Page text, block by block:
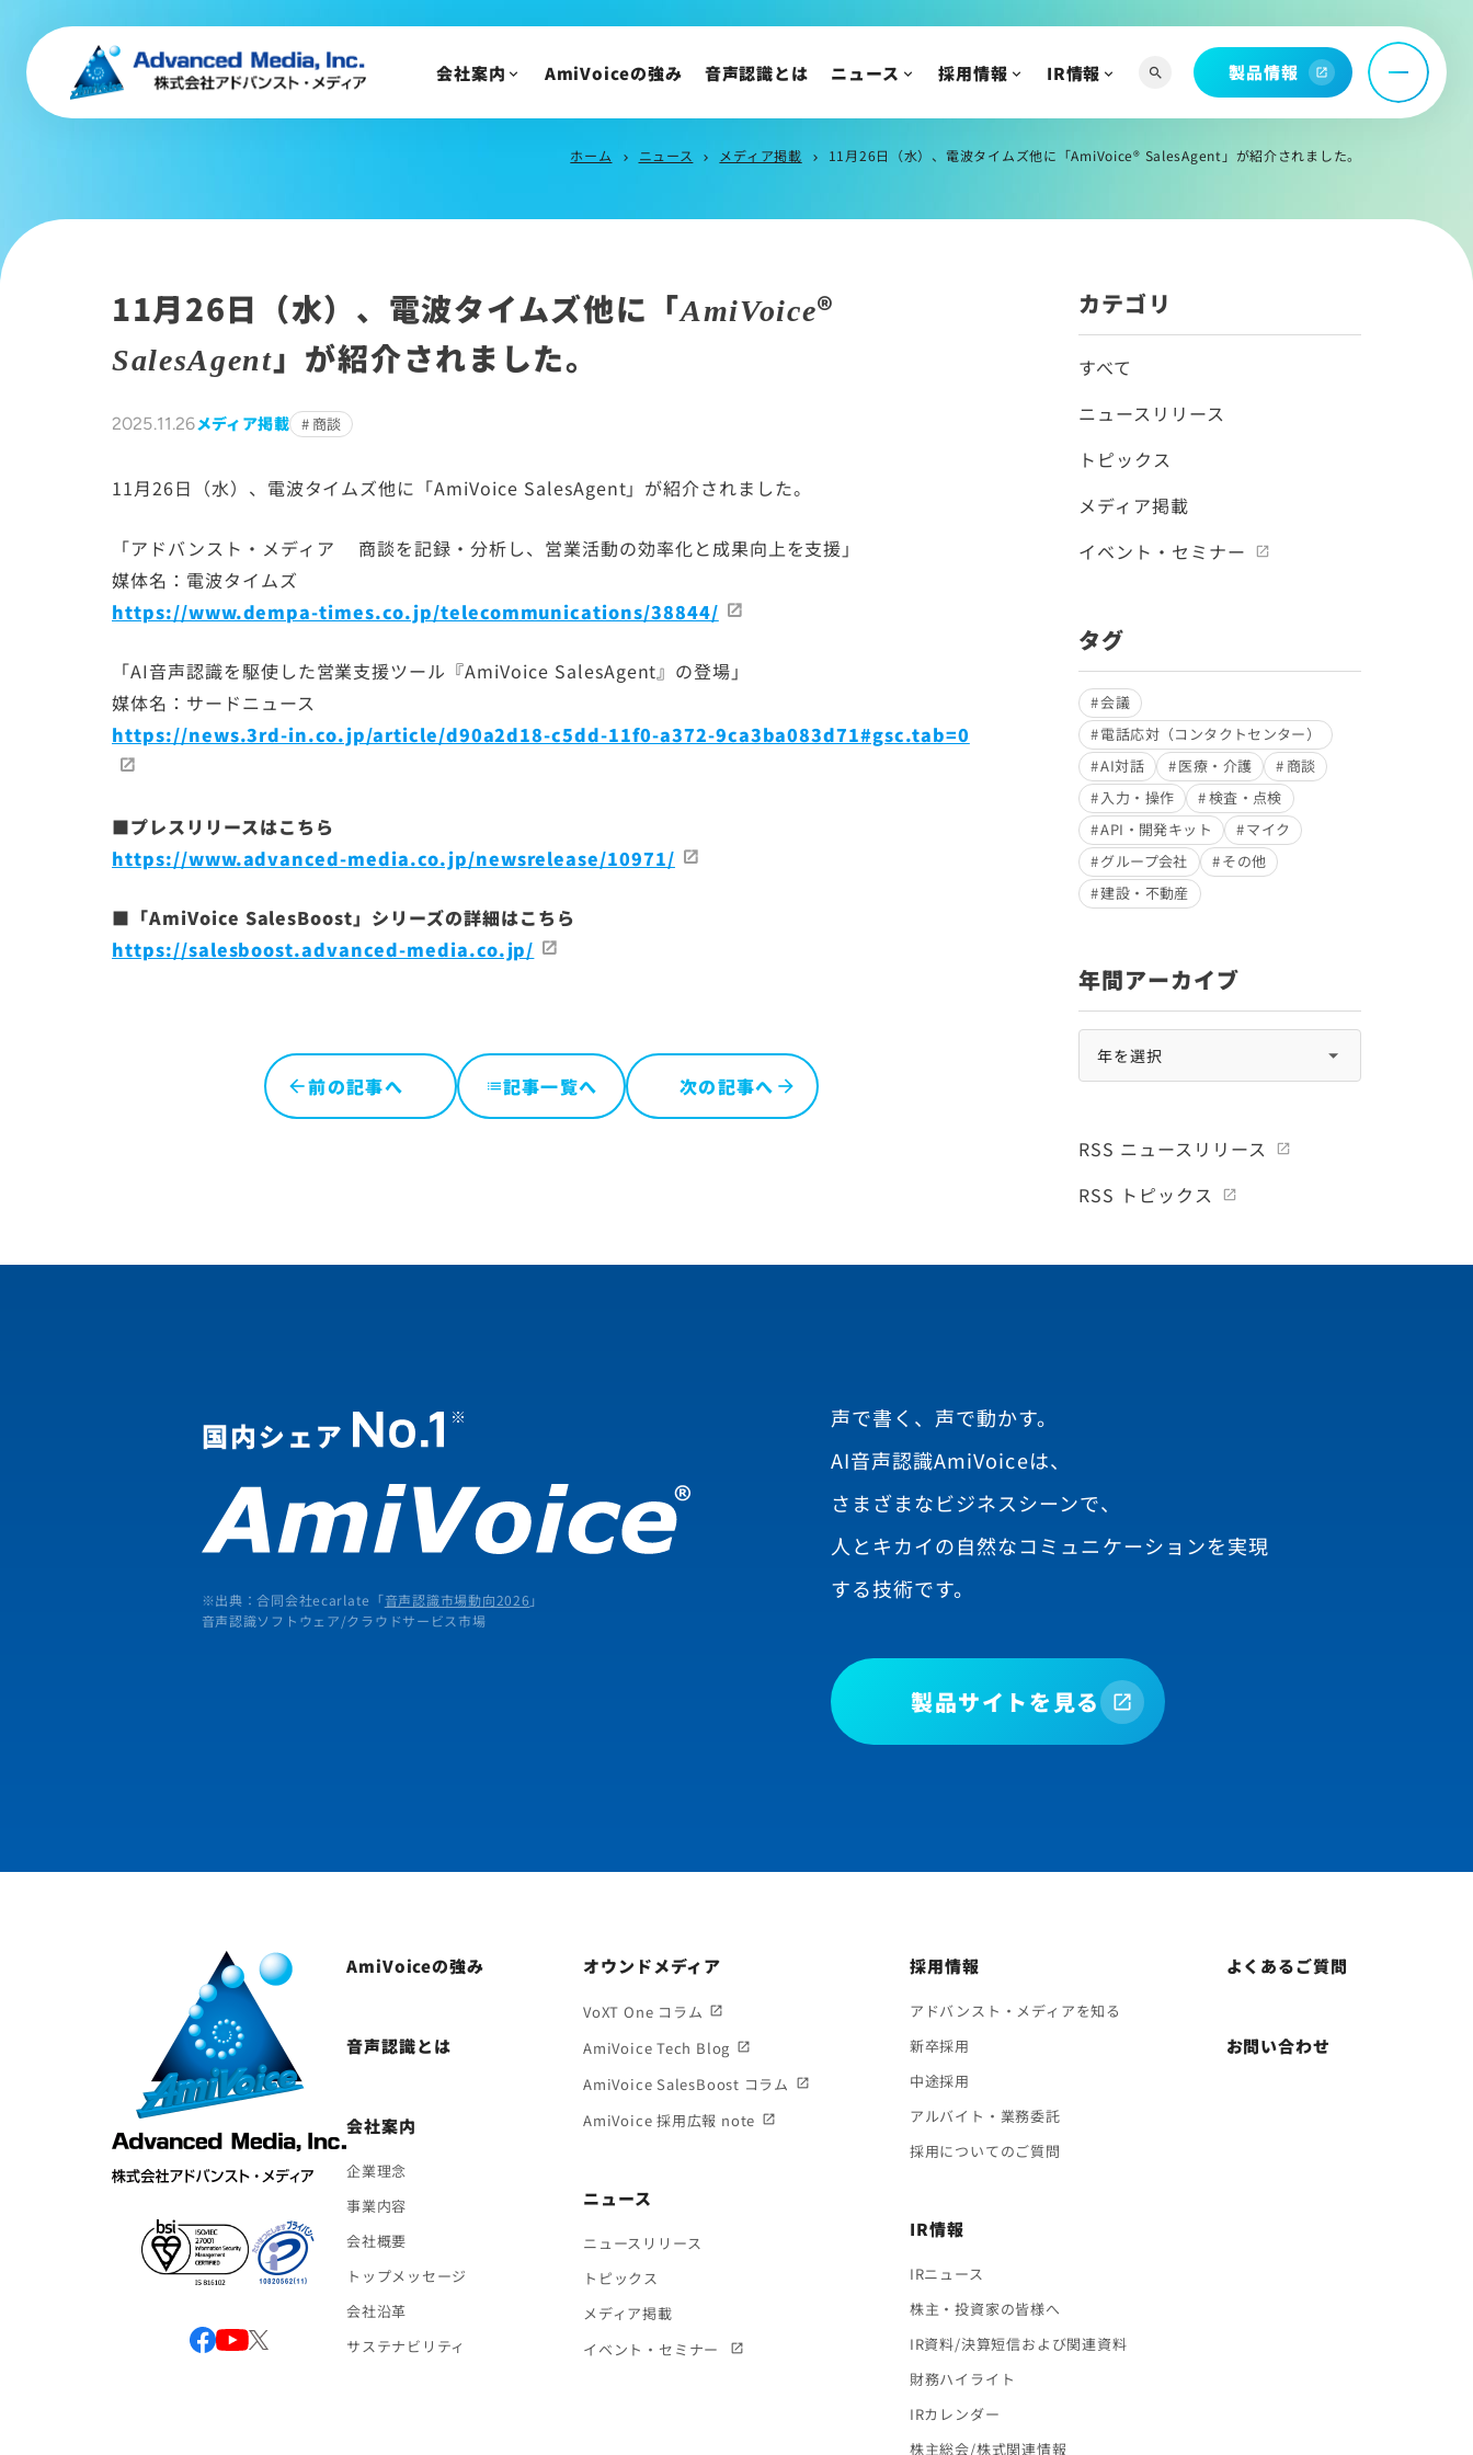
会社案内
会社沿革
サステナビリティ
AmiVoice SalesBoost コラム
メディア掲載
中途採用
採用についてのご質問
IR情報
お問い合わせ
会社案内 AmiVoiceの強み 音声認識とは ニュース 採用情報 IR情報 search 製品情報 open_in_new
ホーム chevron_right ニュース chevron_right メディア掲載 chevron_right 11月26日（水）、電波タイムズ他に「AmiVoice® SalesAgent」が紹介されました。
11月26日（水）、電波タイムズ他に「AmiVoice®
SalesAgent」が紹介されました。
2025.11.26メディア掲載 商談
11月26日（水）、電波タイムズ他に「AmiVoice SalesAgent」が紹介されました。
「アドバンスト・メディア 商談を記録・分析し、営業活動の効率化と成果向上を支援」
媒体名：電波タイムズ
https://www.dempa-times.co.jp/telecommunications/38844/
「AI音声認識を駆使した営業支援ツール『AmiVoice SalesAgent』の登場」
媒体名：サードニュース
https://news.3rd-in.co.jp/article/d90a2d18-c5dd-11f0-a372-9ca3ba083d71#gsc.tab=0
■プレスリリースはこちら
https://www.advanced-media.co.jp/newsrelease/10971/
■「AmiVoice SalesBoost」シリーズの詳細はこちら
https://salesboost.advanced-media.co.jp/
前の記事へ list記事一覧へ 次の記事へ
カテゴリ
すべて
ニュースリリース
トピックス
メディア掲載
イベント・セミナー
タグ
会議
電話応対（コンタクトセンター）
AI対話
医療・介護
商談
入力・操作
検査・点検
API・開発キット
マイク
グループ会社
その他
建設・不動産
年間アーカイブ
RSS ニュースリリース
RSS トピックス
※出典：合同会社ecarlate「音声認識市場動向2026 」
音声認識ソフトウェア/クラウドサービス市場
声で書く、声で動かす。
AI音声認識AmiVoiceは、
さまざまなビジネスシーンで、
人とキカイの自然なコミュニケーションを実現
する技術です。
製品サイトを見る
AmiVoiceの強み
音声認識とは
会社案内
企業理念
事業内容
会社概要
トップメッセージ
会社沿革
サステナビリティ
オウンドメディア
VoXT One コラム
AmiVoice Tech Blog
AmiVoice SalesBoost コラム
AmiVoice 採用広報 note
ニュース
ニュースリリース
トピックス
メディア掲載
イベント・セミナー
採用情報
アドバンスト・メディアを知る
新卒採用
中途採用
アルバイト・業務委託
採用についてのご質問
IR情報
IRニュース
株主・投資家の皆様へ
IR資料/決算短信および関連資料
財務ハイライト
IRカレンダー
株主総会/株式関連情報
よくあるご質問
お問い合わせ